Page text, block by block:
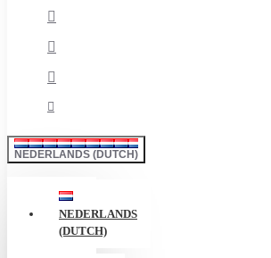
NEDERLANDS (DUTCH)
NEDERLANDS
(DUTCH)